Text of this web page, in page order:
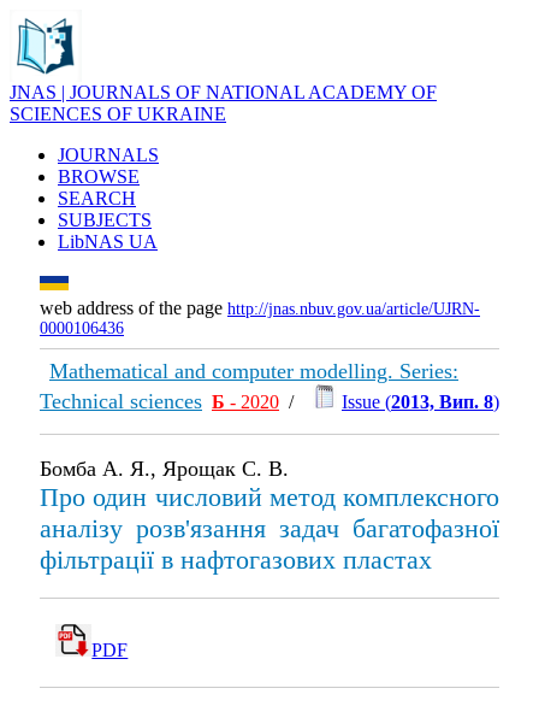
JNAS | JOURNALS OF NATIONAL ACADEMY OF
SCIENCES OF UKRAINE
JOURNALS
BROWSE
SEARCH
SUBJECTS
LibNAS UA
web address of the page http://jnas.nbuv.gov.ua/article/UJRN-
0000106436
Mathematical and computer modelling. Series:
Technical sciences Б - 2020 / Issue (2013, Вип. 8)
Бомба А. Я., Ярощак С. В.
Про один числовий метод комплексного
аналізу розв'язання задач багатофазної
фільтрації в нафтогазових пластах
PDF